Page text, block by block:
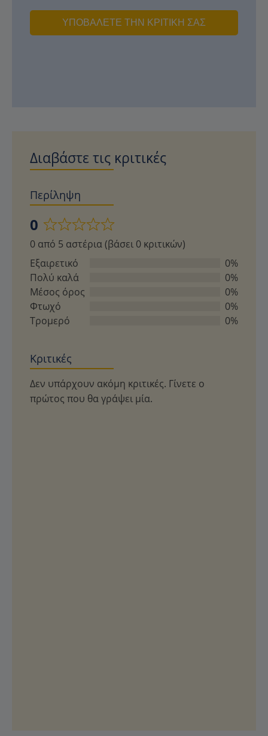
ΥΠΟΒΆΛΕΤΕ ΤΗΝ ΚΡΙΤΙΚΉ ΣΑΣ
Διαβάστε τις κριτικές
Περίληψη
0
Βαθμολογήθηκε
με
0
από
5
0 από 5 αστέρια (βάσει 0 κριτικών)
Εξαιρετικό
0%
Πολύ καλά
0%
Μέσος όρος
0%
Φτωχό
0%
Τρομερό
0%
Κριτικές
Δεν υπάρχουν ακόμη κριτικές. Γίνετε ο
πρώτος που θα γράψει μία.